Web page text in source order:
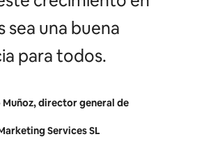
sea una buena
para todos.
director general de
Services SL